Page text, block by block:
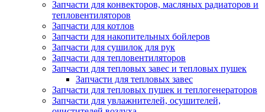
Запчасти для конвекторов, масляных радиаторов и
тепловентиляторов
Запчасти для котлов
Запчасти для накопительных бойлеров
Запчасти для сушилок для рук
Запчасти для тепловентиляторов
Запчасти для тепловых завес и тепловых пушек
Запчасти для тепловых завес
Запчасти для тепловых пушек и теплогенераторов
Запчасти для увлажнителей, осушителей,